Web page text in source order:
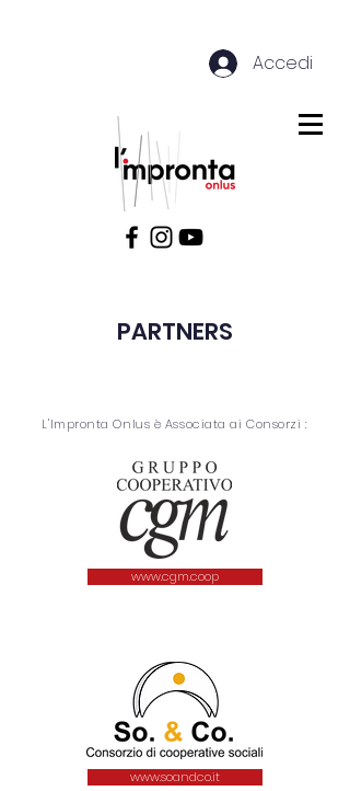
Accedi
PARTNERS
L'Impronta Onlus è Associata ai Consorzi :
www.cgm.coop
www.soandco.it